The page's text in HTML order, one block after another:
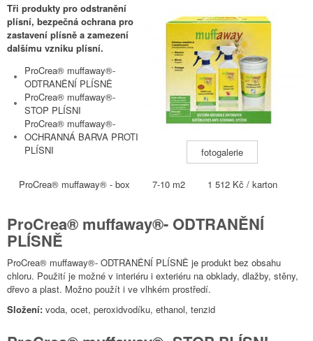
fotogalerie
Tři produkty pro odstranění
plísní, bezpečná ochrana pro
zastavení plísně a zamezení
dalšímu vzniku plísní.
ProCrea® muffaway®-
ODTRANĚNÍ PLÍSNĚ
ProCrea® muffaway®-
STOP PLÍSNI
ProCrea® muffaway®-
OCHRANNÁ BARVA PROTI
PLÍSNI
ProCrea® muffaway® - box 7-10 m2 1 512 Kč / karton
ProCrea® muffaway®- ODTRANĚNÍ
PLÍSNĚ
ProCrea® muffaway®- ODTRANĚNÍ PLÍSNĚ je produkt bez obsahu
chloru. Použití je možné v interiéru i exteriéru na obklady, dlažby, stěny,
dřevo a plast. Možno použít i ve vlhkém prostředí.
Složení: voda, ocet, peroxidvodíku, ethanol, tenzid